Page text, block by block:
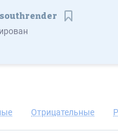
Артем
southrender
Отрицательные